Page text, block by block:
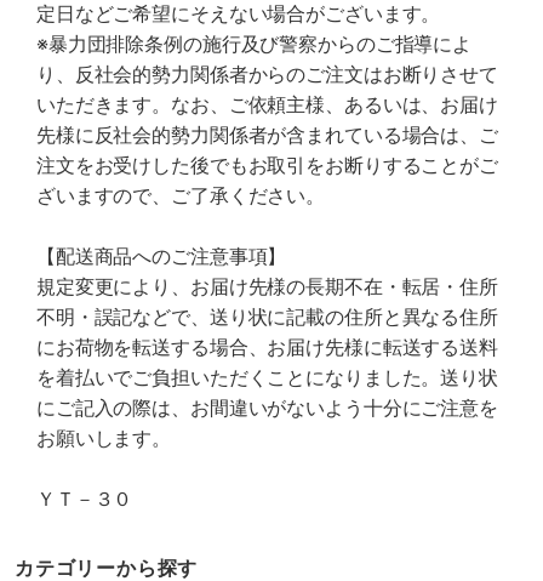
定日などご希望にそえない場合がございます。
※暴力団排除条例の施行及び警察からのご指導によ
り、反社会的勢力関係者からのご注文はお断りさせて
いただきます。なお、ご依頼主様、あるいは、お届け
先様に反社会的勢力関係者が含まれている場合は、ご
注文をお受けした後でもお取引をお断りすることがご
ざいますので、ご了承ください。
【配送商品へのご注意事項】
規定変更により、お届け先様の長期不在・転居・住所
不明・誤記などで、送り状に記載の住所と異なる住所
にお荷物を転送する場合、お届け先様に転送する送料
を着払いでご負担いただくことになりました。送り状
にご記入の際は、お間違いがないよう十分にご注意を
お願いします。
ＹＴ－３０
カテゴリーから探す